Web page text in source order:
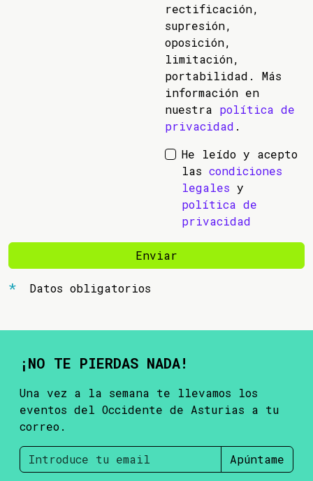
rectificación,
supresión,
oposición,
limitación,
portabilidad. Más
información en
nuestra política de
privacidad .
He leído y acepto
las condiciones
legales y
política de
privacidad
Enviar
Datos obligatorios
¡NO TE PIERDAS NADA!
Una vez a la semana te llevamos los
eventos del Occidente de Asturias a tu
correo.
Apúntame